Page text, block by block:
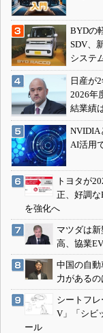
BYDの
SDV、
システ
日産が
2026年
結業績
NVIDIA
AI活用
トヨタが
正、好調な
を強化へ
マツダは
高、協業
中国の自
力がある
シートフ
V」「シビ
ール